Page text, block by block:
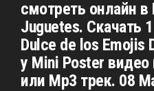
смотреть онлайн в
Juguetes. Cкачать
Dulce de los Emojis
y Mini Poster
или Mp3 трек. 08